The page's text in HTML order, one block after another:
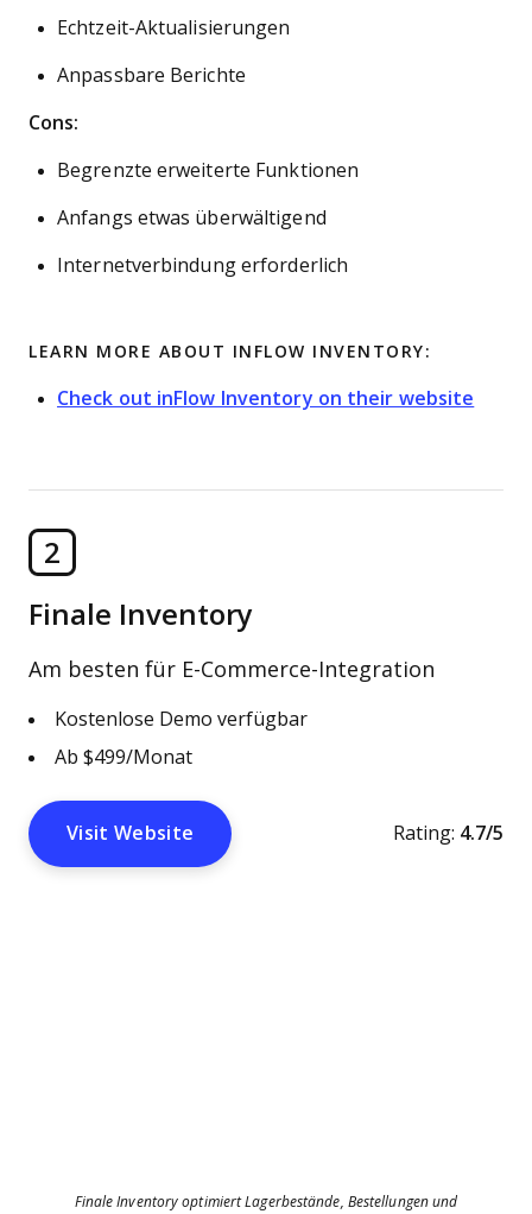
Echtzeit-Aktualisierungen
Anpassbare Berichte
Cons:
Begrenzte erweiterte Funktionen
Anfangs etwas überwältigend
Internetverbindung erforderlich
LEARN MORE ABOUT INFLOW INVENTORY:
Check out inFlow Inventory on their website
2
Finale Inventory
Am besten für E-Commerce-Integration
Kostenlose Demo verfügbar
Ab $499/Monat
Visit Website Rating: 4.7/5
Finale Inventory optimiert Lagerbestände, Bestellungen und